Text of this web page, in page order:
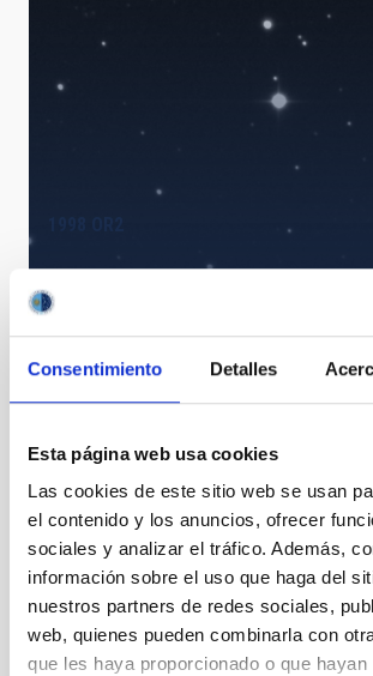
Consentimiento Detalles
Esta página web usa cookies
Las cookies de este sitio web se usan
el contenido y los anuncios, ofrecer
sociales y analizar el tráfico. Además,
información sobre el uso que haga del
nuestros partners de redes sociales,
web, quienes pueden combinarla con
que les haya proporcionado o que hayan
TTT detects periodic jet in 3I/ATLAS